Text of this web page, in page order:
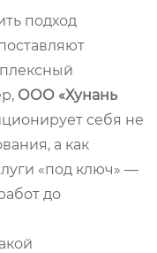
подход
ООО «Хунань
себя не
а как
«под ключ» —
до